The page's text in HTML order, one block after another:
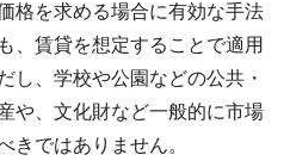
格を求める場合に有効な手法
、賃貸を想定することで適用
し、学校や公園などの公共・
や、文化財など一般的に市場
きではありません。